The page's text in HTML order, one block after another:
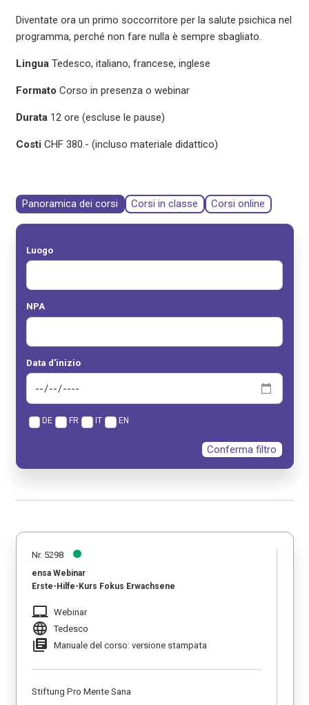
Diventate ora un primo soccorritore per la salute psichica nel
programma, perché non fare nulla è sempre sbagliato.
LinguaTedesco, italiano, francese, inglese
Formato Corso in presenza o webinar
Durata12 ore (escluse le pause)
Costi CHF 380.- (incluso materiale didattico)
Panoramica dei corsi Corsi in classe Corsi online
Luogo
NPA
Data d'inizio
DE FR IT EN
Conferma filtro
Nr. 5298
ensa Webinar
Erste-Hilfe-Kurs Fokus Erwachsene
laptop_mac Webinar
language Tedesco
library_books Manuale del corso: versione stampata
Stiftung Pro Mente Sana